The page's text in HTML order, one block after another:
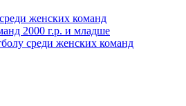
женских команд
2000 г.р. и младше
среди женских команд